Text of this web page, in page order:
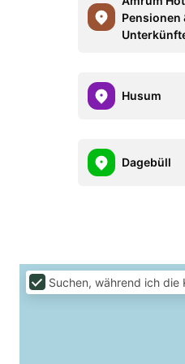
Pensionen
Husum
Dagebüll
Suchen, während ich die